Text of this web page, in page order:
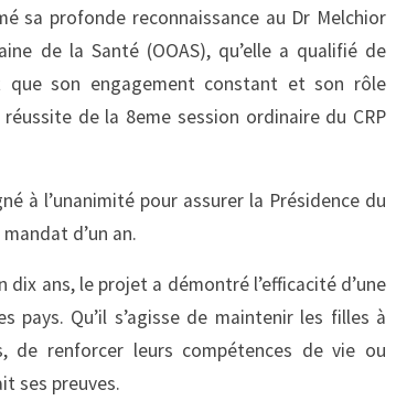
sa profonde reconnaissance au Dr Melchior
de la Santé (OOAS), qu’elle a qualifié de
que son engagement constant et son rôle
de la 8eme session ordinaire du CRP
à l’unanimité pour assurer la Présidence du
d’un an.
ans, le projet a démontré l’efficacité d’une
Qu’il s’agisse de maintenir les filles à
de renforcer leurs compétences de vie ou
ses preuves.